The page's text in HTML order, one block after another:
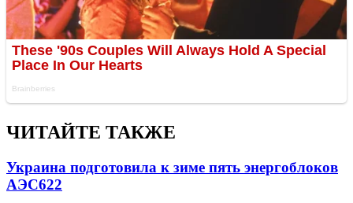
ЧИТАЙТЕ ТАКЖЕ
Украина подготовила к зиме пять энергоблоков
АЭС622